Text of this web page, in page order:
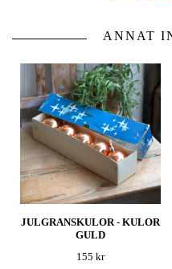
ANNAT
JULGRANSKULOR - KULOR
GULD
155 kr